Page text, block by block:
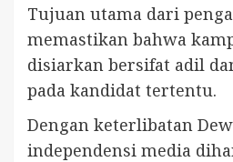
Tujuan utama dari
memastikan bahwa
disiarkan bersifat adil
pada kandidat tertentu.
Dengan keterlibatan
independensi media